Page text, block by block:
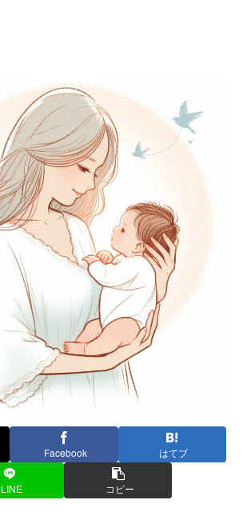
Facebook はてブ
LINE コピー